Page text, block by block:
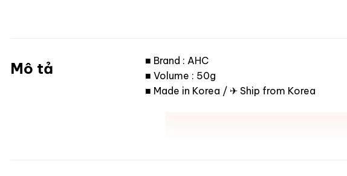
Mô tả
■ Brand : AHC
■ Volume : 50g
■ Made in Korea / ✈ Ship from Korea